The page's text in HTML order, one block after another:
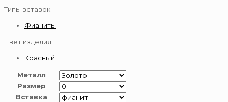
Типы вставок
Фианиты
Цвет изделия
Красный
Металл
Размер
Вставка